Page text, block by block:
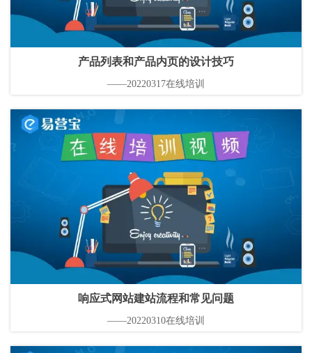
产品列表和产品内页的设计技巧
——20220317在线培训
响应式网站建站流程和常见问题
——20220310在线培训